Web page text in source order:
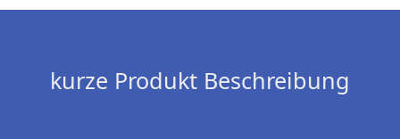
kurze Produkt Beschreibung